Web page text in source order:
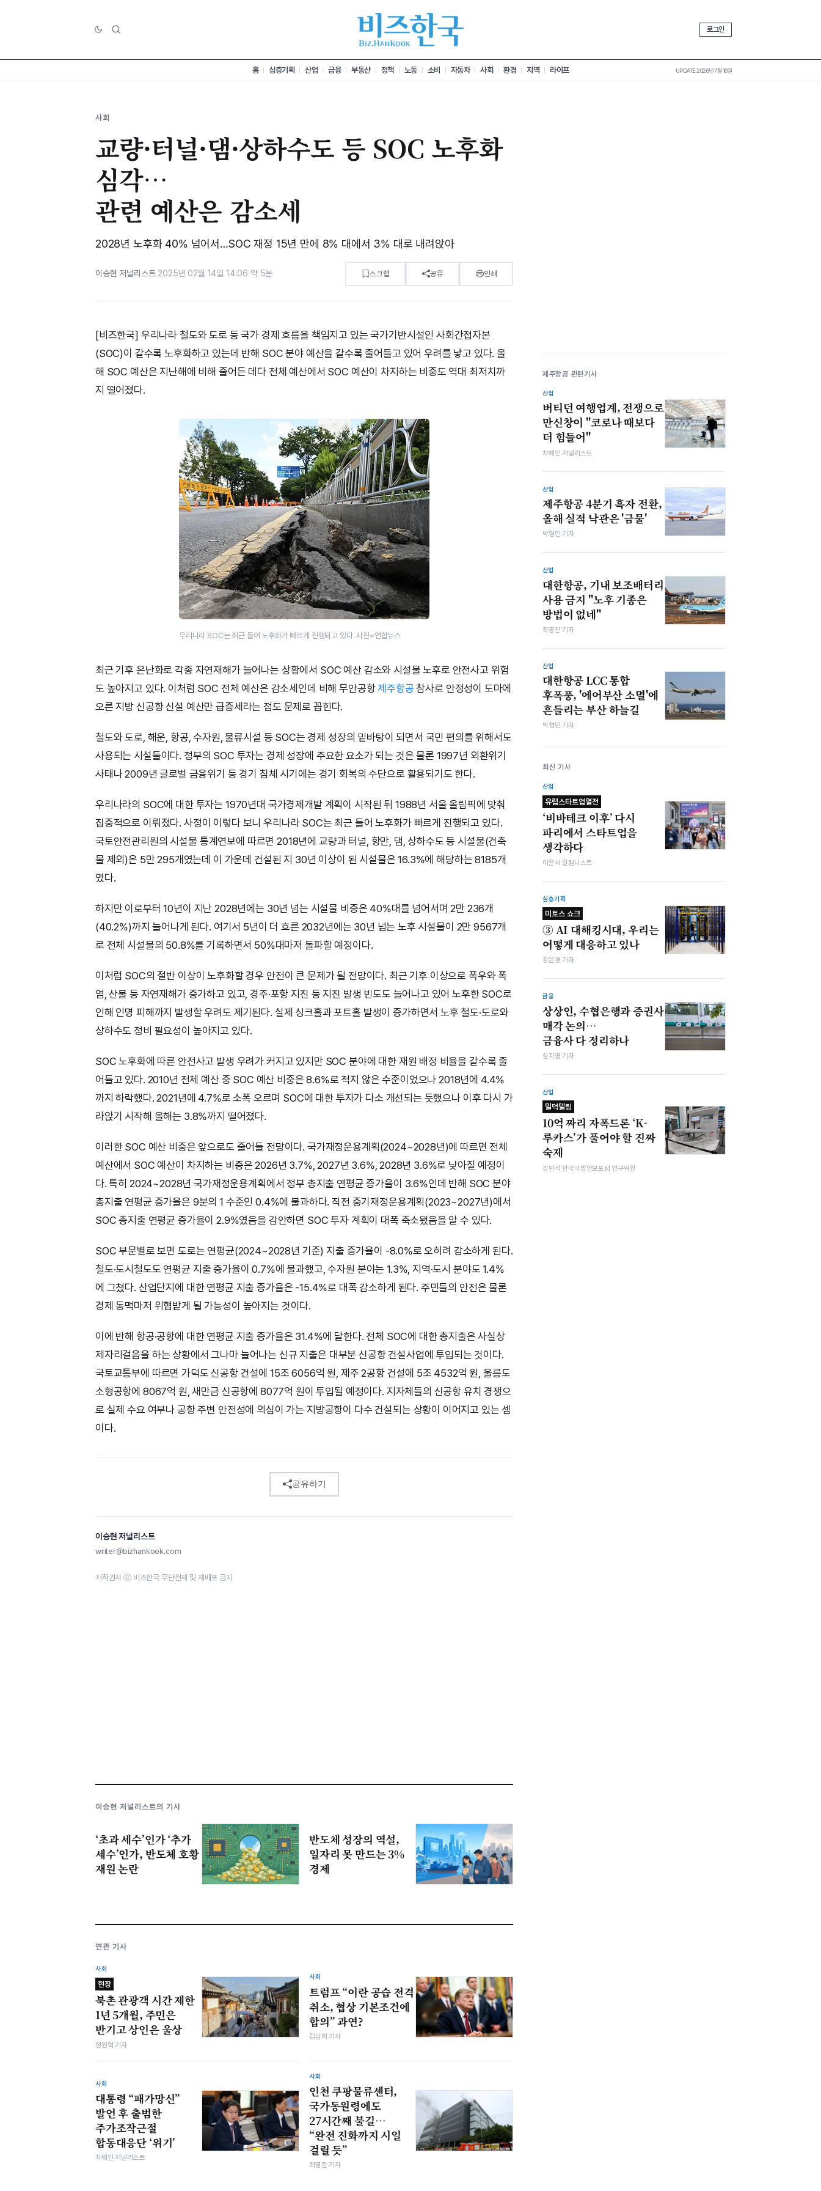
로그인
홈 심층기획 산업 금융 부동산 정책 노동 소비 자동차 사회 환경 지역 라이프 UPDATE 2026년 7월 16일
사회
교량·터널·댐·상하수도 등 SOC 노후화
심각…
관련 예산은 감소세
2028년 노후화 40% 넘어서…SOC 재정 15년 만에 8% 대에서 3% 대로 내려앉아
이승현 저널리스트·2025년 02월 14일 14:06·약 5분 스크랩 공유 인쇄
[비즈한국] 우리나라 철도와 도로 등 국가 경제 흐름을 책임지고 있는 국가기반시설인 사회간접자본
(SOC)이 갈수록 노후화하고 있는데 반해 SOC 분야 예산을 갈수록 줄어들고 있어 우려를 낳고 있다. 올
해 SOC 예산은 지난해에 비해 줄어든 데다 전체 예산에서 SOC 예산이 차지하는 비중도 역대 최저치까
지 떨어졌다.
우리나라 SOC는 최근 들어 노후화가 빠르게 진행되고 있다. 사진=연합뉴스
최근 기후 온난화로 각종 자연재해가 늘어나는 상황에서 SOC 예산 감소와 시설물 노후로 안전사고 위험
도 높아지고 있다. 이처럼 SOC 전체 예산은 감소세인데 비해 무안공항제주항공 참사로 안정성이 도마에
오른 지방 신공항 신설 예산만 급증세라는 점도 문제로 꼽힌다.
철도와 도로, 해운, 항공, 수자원, 물류시설 등 SOC는 경제 성장의 밑바탕이 되면서 국민 편의를 위해서도
사용되는 시설들이다. 정부의 SOC 투자는 경제 성장에 주요한 요소가 되는 것은 물론 1997년 외환위기
사태나 2009년 글로벌 금융위기 등 경기 침체 시기에는 경기 회복의 수단으로 활용되기도 한다.
우리나라의 SOC에 대한 투자는 1970년대 국가경제개발 계획이 시작된 뒤 1988년 서울 올림픽에 맞춰
집중적으로 이뤄졌다. 사정이 이렇다 보니 우리나라 SOC는 최근 들어 노후화가 빠르게 진행되고 있다.
국토안전관리원의 시설물 통계연보에 따르면 2018년에 교량과 터널, 항만, 댐, 상하수도 등 시설물(건축
물 제외)은 5만 295개였는데 이 가운데 건설된 지 30년 이상이 된 시설물은 16.3%에 해당하는 8185개
였다.
하지만 이로부터 10년이 지난 2028년에는 30년 넘는 시설물 비중은 40%대를 넘어서며 2만 236개
(40.2%)까지 늘어나게 된다. 여기서 5년이 더 흐른 2032년에는 30년 넘는 노후 시설물이 2만 9567개
로 전체 시설물의 50.8%를 기록하면서 50%대마저 돌파할 예정이다.
이처럼 SOC의 절반 이상이 노후화할 경우 안전이 큰 문제가 될 전망이다. 최근 기후 이상으로 폭우와 폭
염, 산불 등 자연재해가 증가하고 있고, 경주·포항 지진 등 지진 발생 빈도도 늘어나고 있어 노후한 SOC로
인해 인명 피해까지 발생할 우려도 제기된다. 실제 싱크홀과 포트홀 발생이 증가하면서 노후 철도·도로와
상하수도 정비 필요성이 높아지고 있다.
SOC 노후화에 따른 안전사고 발생 우려가 커지고 있지만 SOC 분야에 대한 재원 배정 비율을 갈수록 줄
어들고 있다. 2010년 전체 예산 중 SOC 예산 비중은 8.6%로 적지 않은 수준이었으나 2018년에 4.4%
까지 하락했다. 2021년에 4.7%로 소폭 오르며 SOC에 대한 투자가 다소 개선되는 듯했으나 이후 다시 가
라앉기 시작해 올해는 3.8%까지 떨어졌다.
이러한 SOC 예산 비중은 앞으로도 줄어들 전망이다. 국가재정운용계획(2024~2028년)에 따르면 전체
예산에서 SOC 예산이 차지하는 비중은 2026년 3.7%, 2027년 3.6%, 2028년 3.6%로 낮아질 예정이
다. 특히 2024~2028년 국가재정운용계획에서 정부 총지출 연평균 증가율이 3.6%인데 반해 SOC 분야
총지출 연평균 증가율은 9분의 1 수준인 0.4%에 불과하다. 직전 중기재정운용계획(2023~2027년)에서
SOC 총지출 연평균 증가율이 2.9%였음을 감안하면 SOC 투자 계획이 대폭 축소됐음을 알 수 있다.
SOC 부문별로 보면 도로는 연평균(2024~2028년 기준) 지출 증가율이 -8.0%로 오히려 감소하게 된다.
철도·도시철도도 연평균 지출 증가율이 0.7%에 불과했고, 수자원 분야는 1.3%, 지역·도시 분야도 1.4%
에 그쳤다. 산업단지에 대한 연평균 지출 증가율은 -15.4%로 대폭 감소하게 된다. 주민들의 안전은 물론
경제 동맥마저 위협받게 될 가능성이 높아지는 것이다.
이에 반해 항공·공항에 대한 연평균 지출 증가율은 31.4%에 달한다. 전체 SOC에 대한 총지출은 사실상
제자리걸음을 하는 상황에서 그나마 늘어나는 신규 지출은 대부분 신공항 건설사업에 투입되는 것이다.
국토교통부에 따르면 가덕도 신공항 건설에 15조 6056억 원, 제주 2공항 건설에 5조 4532억 원, 울릉도
소형공항에 8067억 원, 새만금 신공항에 8077억 원이 투입될 예정이다. 지자체들의 신공항 유치 경쟁으
로 실제 수요 여부나 공항 주변 안전성에 의심이 가는 지방공항이 다수 건설되는 상황이 이어지고 있는 셈
이다.
공유하기
이승현 저널리스트
writer@bizhankook.com
저작권자 ⓒ 비즈한국 무단전재 및 재배포 금지
이승현 저널리스트의 기사
‘초과 세수’인가 ‘추가
세수’인가, 반도체 호황
재원 논란
반도체 성장의 역설,
일자리 못 만드는 3%
경제
연관 기사
사회
현장
북촌 관광객 시간 제한
1년 5개월, 주민은
반기고 상인은 울상
정원혁 기자
사회
트럼프 “이란 공습 전격
취소, 협상 기본조건에
합의” 과연?
김남희 기자
사회
대통령 “패가망신”
발언 후 출범한
주가조작근절
합동대응단 ‘위기’
차해인 저널리스트
사회
인천 쿠팡물류센터,
국가동원령에도
27시간째 불길…
“완전 진화까지 시일
걸릴 듯”
최영찬 기자
제주항공 관련기사
산업
버티던 여행업계, 전쟁으로
만신창이 "코로나 때보다
더 힘들어"
차해인 저널리스트
산업
제주항공 4분기 흑자 전환,
올해 실적 낙관은 '금물'
박형민 기자
산업
대한항공, 기내 보조배터리
사용 금지 "노후 기종은
방법이 없네"
최영찬 기자
산업
대한항공 LCC 통합
후폭풍, '에어부산 소멸'에
흔들리는 부산 하늘길
박형민 기자
최신 기사
산업
유럽스타트업열전
‘비바테크 이후’ 다시
파리에서 스타트업을
생각하다
이은서 칼럼니스트
심층기획
미토스 쇼크
③ AI 대해킹시대, 우리는
어떻게 대응하고 있나
강은경 기자
금융
상상인, 수협은행과 증권사
매각 논의…
금융사 다 정리하나
심지영 기자
산업
밀덕텔링
10억 짜리 자폭드론 ‘K-
루카스’가 풀어야 할 진짜
숙제
김민석 한국국방안보포럼 연구위원